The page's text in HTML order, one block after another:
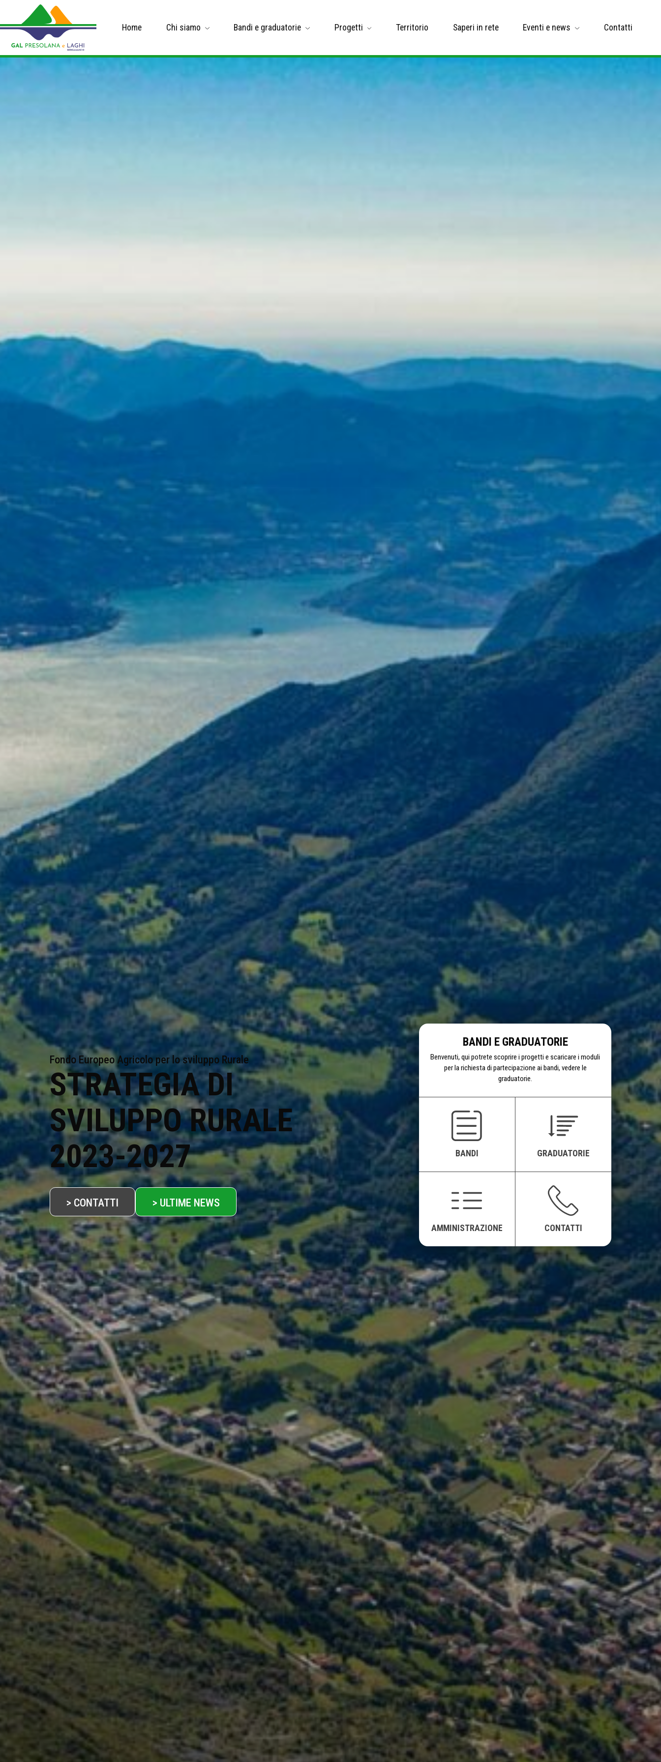
Home Chi siamo Bandi e graduatorie Progetti Territorio Saperi in rete Eventi e news Contatti
Fondo Europeo Agricolo per lo sviluppo Rurale
STRATEGIA DI
SVILUPPO RURALE
2023-2027
> CONTATTI > ULTIME NEWS
BANDI E GRADUATORIE
Benvenuti, qui potrete scoprire i progetti e scaricare i moduli
per la richiesta di partecipazione ai bandi, vedere le
graduatorie.
BANDI GRADUATORIE
AMMINISTRAZIONE CONTATTI